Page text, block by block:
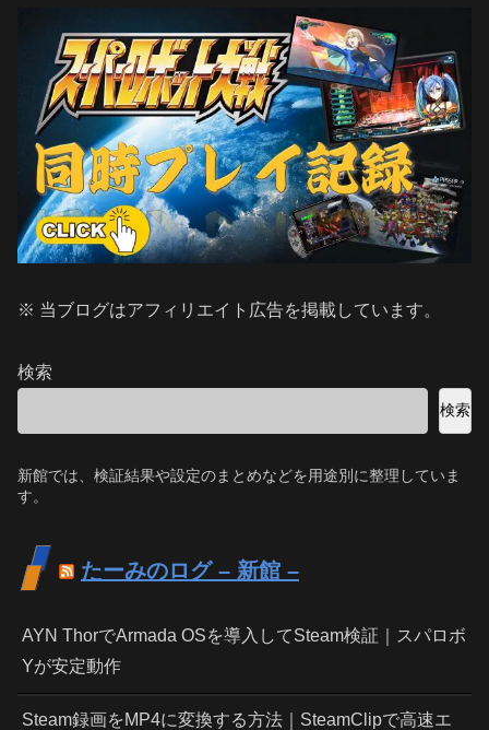
※ 当ブログはアフィリエイト広告を掲載しています。
検索
検索
新館では、検証結果や設定のまとめなどを用途別に整理していま
す。
たーみのログ – 新館 –
AYN ThorでArmada OSを導入してSteam検証｜スパロボ
Yが安定動作
Steam録画をMP4に変換する方法｜SteamClipで高速エ